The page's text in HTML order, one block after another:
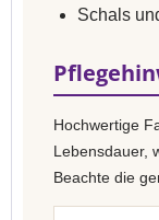
Schals
Hochwertige
Lebensdauer,
Beachte die